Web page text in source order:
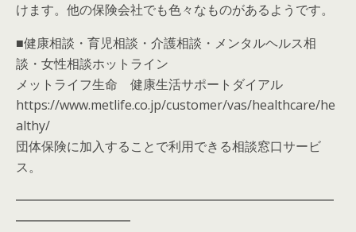
けます。他の保険会社でも色々なものがあるようです。
■健康相談・育児相談・介護相談・メンタルヘルス相
談・女性相談ホットライン
メットライフ生命 健康生活サポートダイアル
https://www.metlife.co.jp/customer/vas/healthcare/he
althy/
団体保険に加入することで利用できる相談窓口サービ
ス。
━━━━━━━━━━━━━━━━━━━━━━━━━
━━━━━━━━━